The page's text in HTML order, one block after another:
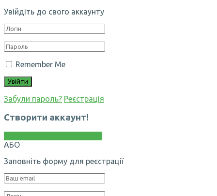
Увійдіть до свого аккаунту
Remember Me
Забули пароль? Реєстрація
Створити аккаунт!
АБО
Заповніть форму для реєстрації